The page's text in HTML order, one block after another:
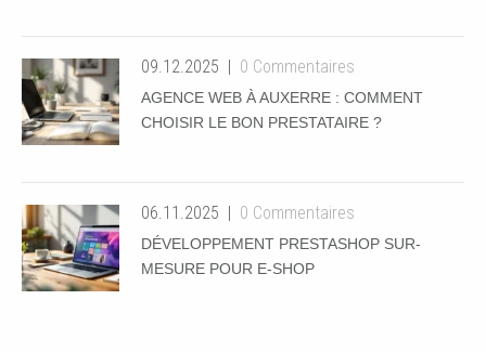
09.12.2025 0 Commentaires
AGENCE WEB À AUXERRE : COMMENT
CHOISIR LE BON PRESTATAIRE ?
06.11.2025 0 Commentaires
DÉVELOPPEMENT PRESTASHOP SUR-
MESURE POUR E-SHOP